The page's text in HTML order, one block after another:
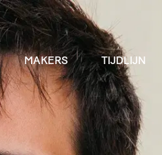
MAKERS TIJDLIJN